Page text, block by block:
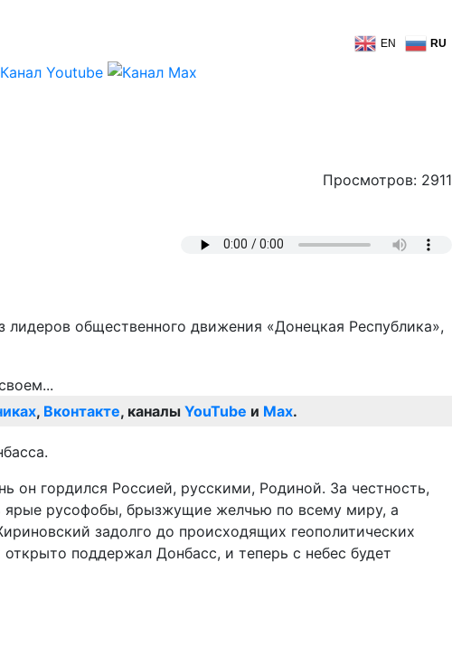
EN RU
Просмотров: 2911
общественного движения «Донецкая Республика»,
, Вконтакте, каналы YouTube и Max.
гордился Россией, русскими, Родиной. За честность,
ярые русофобы, брызжущие желчью по всему миру, а
задолго до происходящих геополитических
поддержал Донбасс, и теперь с небес будет